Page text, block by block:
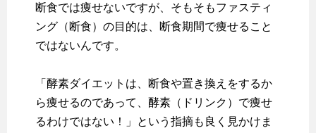
断食では痩せないですが、そもそもファスティ
ング（断食）の目的は、断食期間で痩せること
ではないんです。
「酵素ダイエットは、断食や置き換えをするか
ら痩せるのであって、酵素（ドリンク）で痩せ
るわけではない！」という指摘も良く見かけま